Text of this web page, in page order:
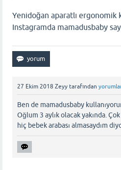
Yenidoğan aparatlı ergonomik
Instagramda mamadusbaby
27 Ekim 2018 Zeyy tarafından
Ben de mamadusbaby
Oğlum 3 aylık olacak yakında.
hiç bebek arabası almasaydım